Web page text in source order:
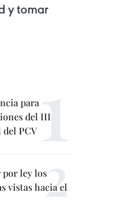
y tomar
para
del III
PCV
ley los
vistas hacia el